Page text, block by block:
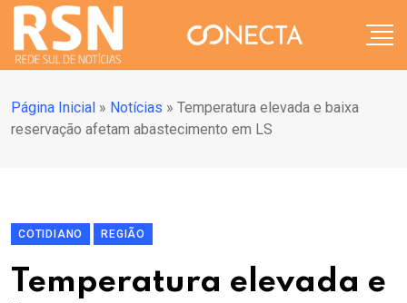
Página Inicial » Notícias » Temperatura elevada e baixa
reservação afetam abastecimento em LS
COTIDIANO REGIÃO
Temperatura elevada e